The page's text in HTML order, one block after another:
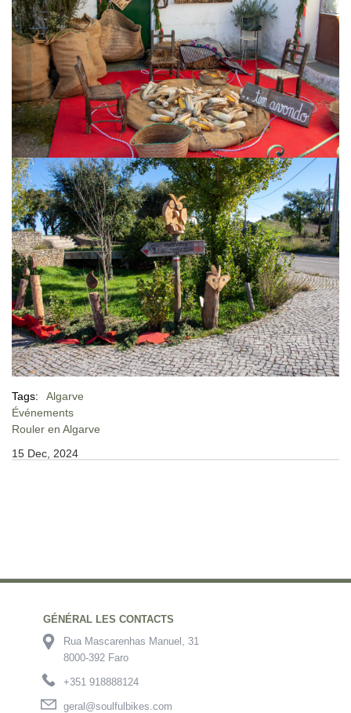
Tags:
Algarve
Événements
Rouler en Algarve
15 Dec, 2024
GÉNÉRAL LES CONTACTS
Rua Mascarenhas Manuel, 31
8000-392 Faro
+351 918888124
geral@soulfulbikes.com